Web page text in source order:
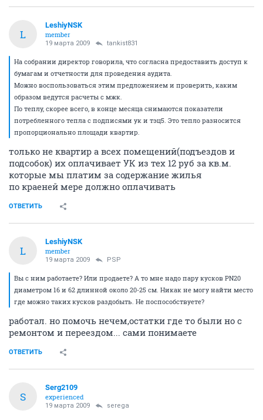
L
LeshiyNSK
member
19 марта 2009 tankist831
На собрании директор говорила, что согласна предоставить доступ к
бумагам и отчетности для проведения аудита.
Можно воспользоваться этим предложением и проверить, каким
образом ведутся расчеты с мжк.
По теплу, скорее всего, в конце месяца снимаются показатели
потребленного тепла с подписями ук и тэц5. Это тепло разносится
пропорционально площади квартир.
только не квартир а всех помещений(подъездов и
подсобок) их оплачивает УК из тех 12 руб за кв.м.
которые мы платим за содержание жилья
по краеней мере должно оплачивать
ОТВЕТИТЬ
L
LeshiyNSK
member
19 марта 2009 PSP
Вы с ним работаете? Или продаете? А то мне надо пару кусков PN20
диаметром 16 и 62 длинной около 20-25 см. Никак не могу найти место
где можно таких кусков раздобыть. Не поспособствуете?
работал. но помочь нечем,остатки где то были но с
ремонтом и переездом... сами понимаете
ОТВЕТИТЬ
S
Serg2109
experienced
19 марта 2009 serega